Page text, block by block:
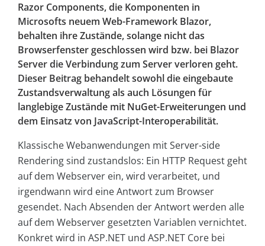
Razor Components, die Komponenten in
Microsofts neuem Web-Framework Blazor,
behalten ihre Zustände, solange nicht das
Browserfenster geschlossen wird bzw. bei Blazor
Server die Verbindung zum Server verloren geht.
Dieser Beitrag behandelt sowohl die eingebaute
Zustandsverwaltung als auch Lösungen für
langlebige Zustände mit NuGet-Erweiterungen und
dem Einsatz von JavaScript-Interoperabilität.
Klassische Webanwendungen mit Server-side
Rendering sind zustandslos: Ein HTTP Request geht
auf dem Webserver ein, wird verarbeitet, und
irgendwann wird eine Antwort zum Browser
gesendet. Nach Absenden der Antwort werden alle
auf dem Webserver gesetzten Variablen vernichtet.
Konkret wird in ASP.NET und ASP.NET Core bei